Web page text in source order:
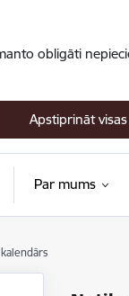
obligāti
Apstiprināt visas
Par mums